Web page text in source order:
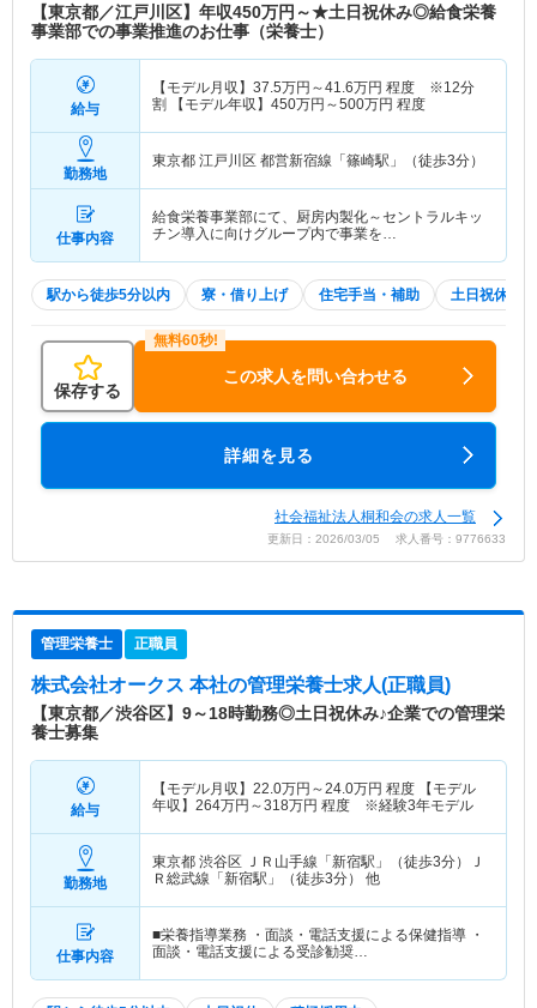
【東京都／江戸川区】年収450万円～★土日祝休み◎給食栄養
事業部での事業推進のお仕事（栄養士）
給与
【モデル月収】 37.5万円～41.6万円 程度 ※12分
割 【モデル年収】 450万円～500万円 程度
勤務地
東京都 江戸川区 都営新宿線「篠崎駅」（徒歩3分）
仕事内容
給食栄養事業部にて、厨房内製化～セントラルキッ
チン導入に向けグループ内で事業を…
駅から徒歩5分以内 寮・借り上げ 住宅手当・補助 土日祝休
保存する
この求人を問い合わせる
詳細を見る
社会福祉法人桐和会の求人一覧
更新日：2026/03/05 求人番号：9776633
管理栄養士 正職員
株式会社オークス 本社の管理栄養士求人(正職員)
【東京都／渋谷区】9～18時勤務◎土日祝休み♪企業での管理栄
養士募集
給与
【モデル月収】 22.0万円～24.0万円 程度 【モデル
年収】 264万円～318万円 程度 ※経験3年モデル
勤務地
東京都 渋谷区 ＪＲ山手線「新宿駅」（徒歩3分）Ｊ
Ｒ総武線「新宿駅」（徒歩3分） 他
仕事内容
■栄養指導業務 ・面談・電話支援による保健指導 ・
面談・電話支援による受診勧奨…